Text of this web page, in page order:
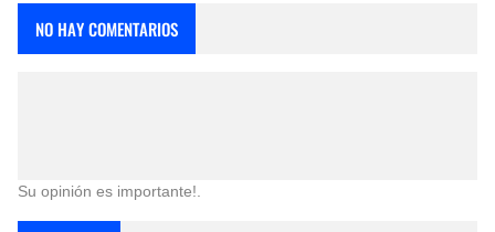
NO HAY COMENTARIOS
Su opinión es importante!.